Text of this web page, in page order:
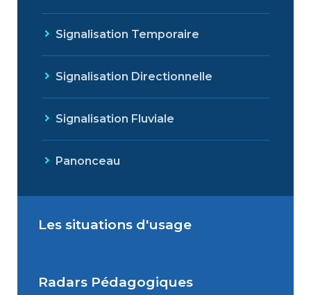
Signalisation Temporaire
Signalisation Directionnelle
Signalisation Fluviale
Panonceau
Les situations d'usage
Situations de signalisation
Radars Pédagogiques